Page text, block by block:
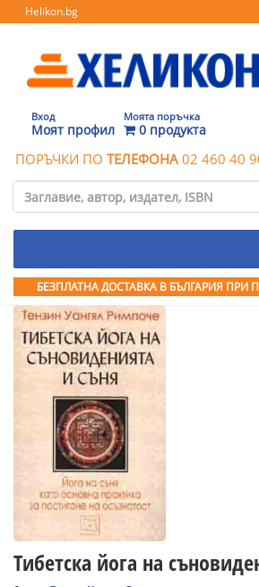
Helikon.bg
Вход
Моят профил
Моята поръчка
0 продукта
ПОРЪЧКИ ПО ТЕЛЕФОНА 02 460 40
БЕЗПЛАТНА ДОСТАВКА В БЪЛГАРИЯ ПРИ
Тибетска йога на